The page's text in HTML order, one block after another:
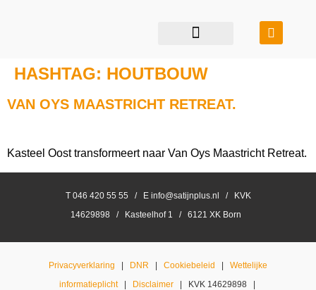
HASHTAG: HOUTBOUW
VAN OYS MAASTRICHT RETREAT.
Kasteel Oost transformeert naar Van Oys Maastricht Retreat.
T 046 420 55 55 / E info@satijnplus.nl / KVK
14629898 / Kasteelhof 1 / 6121 XK Born
Privacyverklaring | DNR | Cookiebeleid | Wettelijke
informatieplicht| Disclaimer| KVK 14629898 |